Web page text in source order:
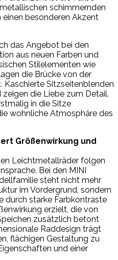
schimmernden
einen besonderen Akzent
das Angebot bei den
aus neuen Farben und
Stilelementen wie
die Brücke von der
Kaschierte Sitzseitenblenden
die Liebe zum Detail.
in die Sitze
wohnliche Atmosphäre des
Größenwirkung und
Leichtmetallräder folgen
Bei den MINI
steht nicht mehr
im Vordergrund, sondern
durch starke Farbkontraste
erzielt, die von
zusätzlich betont
Raddesign trägt
flächigen Gestaltung zu
und einer